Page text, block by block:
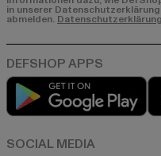
in unserer
abmelden.